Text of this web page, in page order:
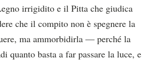
irrigidito e il Pitta che giudica
che il compito non è spegnere la
ma ammorbidirla — perché la
quanto basta a far passare la luce, e